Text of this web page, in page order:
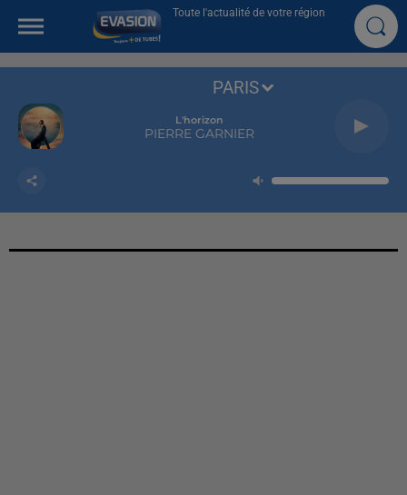
Toute l'actualité de votre région
L'horizon
PIERRE GARNIER
PARIS